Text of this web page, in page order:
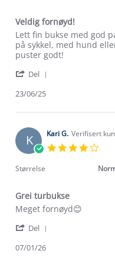
Veldig fornøyd!
Review
by
Kari
on
Jun
review
stating
Veldig
Lett fin bukse med god
på sykkel, med hund
puster godt!
Del
Kari
on
23
Jun
23/06/25
K Kari G. Verifisert
Størrelse
Grei turbukse
Review
Kari
on
review
Grei
Meget fornøyd😊
Del
07/01/26
Om Stormberg